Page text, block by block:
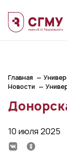
Главная
Новости
10 июля 2025